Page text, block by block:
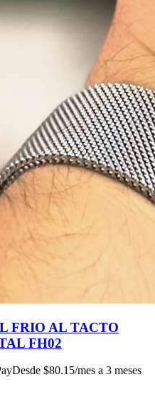
FRIO AL TACTO
FH02
Desde $80.15/mes a 3 meses